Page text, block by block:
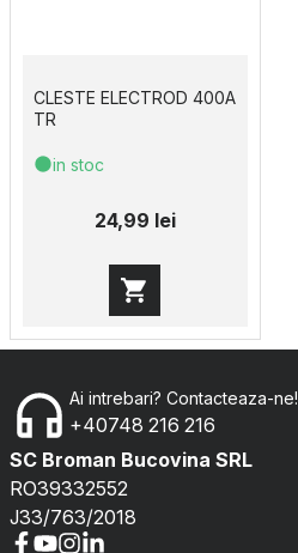
CLESTE ELECTROD 400A
TR
in stoc
24,99 lei
Ai intrebari? Contacteaza-ne!
+40748 216 216
SC Broman Bucovina SRL
RO39332552
J33/763/2018